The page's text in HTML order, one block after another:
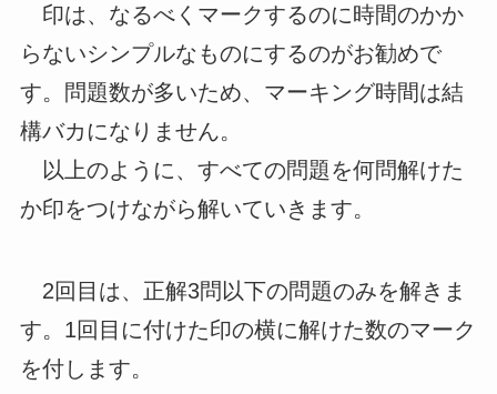
印は、なるべくマークするのに時間のかか
らないシンプルなものにするのがお勧めで
す。問題数が多いため、マーキング時間は結
構バカになりません。
以上のように、すべての問題を何問解けた
か印をつけながら解いていきます。
2回目は、正解3問以下の問題のみを解きま
す。1回目に付けた印の横に解けた数のマーク
を付します。